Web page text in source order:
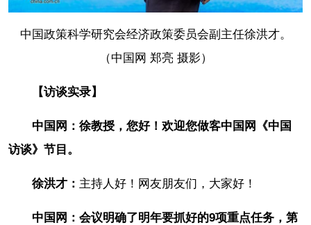
中国政策科学研究会经济政策委员会副主任徐洪才。
（中国网 郑亮 摄影）
【访谈实录】
中国网：徐教授，您好！欢迎您做客中国网《中国
访谈》节目。
徐洪才： 主持人好！网友朋友们，大家好！
中国网：会议明确了明年要抓好的9项重点任务，第